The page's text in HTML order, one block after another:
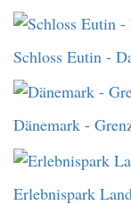
Schloss Eutin -
Dänemark -
Erlebnispark